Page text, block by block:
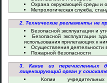
Охрана окружающей среды и
Метрологическая служба,
2. Технические регламенты не
Безопасной эксплуатации и
Безопасной эксплуатации
использования прилегающих к
Осуществления
Пожарной безопасности
3. Какие из перечисленных
лицензирующий орган у
Копии